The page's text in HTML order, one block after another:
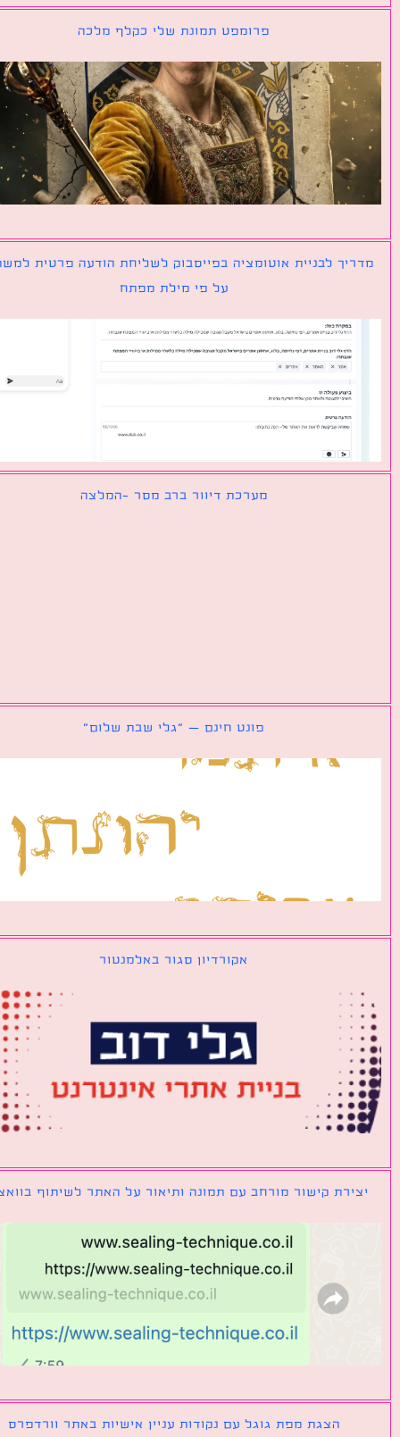
פרומפט תמונת שלי כקלף מלכה
לבניית אוטומציה בפייסבוק לשליחת הודעה פרטית למשתמש
על פי מילת מפתח
מערכת דיוור ברב מסר -המלצה
פונט חינם – ״גלי שבת שלום״
אקורדיון סגור באלמנטור
קישור מורחב עם תמונה ותיאור על האתר לשיתוף בוואצאפ
הצגת מפת גוגל עם נקודות עניין אישיות באתר וורדפרס